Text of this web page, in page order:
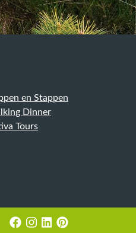
en Stappen
Dinner
Tours